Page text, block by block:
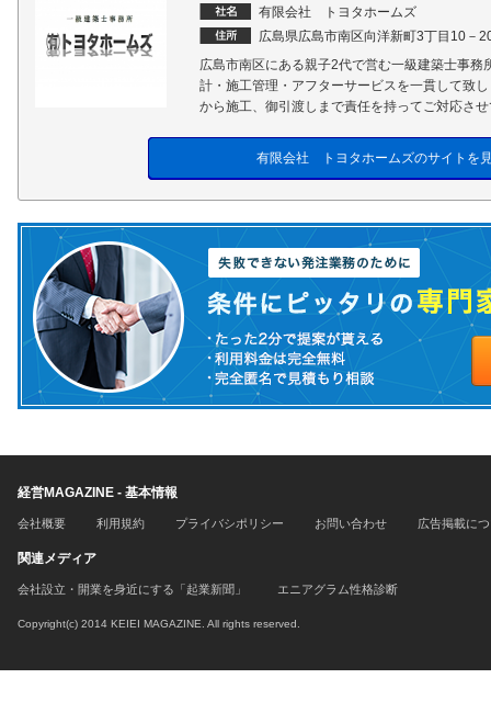
有限会社 トヨタホームズ
広島県広島市南区向洋新町3丁目10－
広島市南区にある親子2代で営む一級建築士事務
計・施工管理・アフターサービスを一貫して致
から施工、御引渡しまで責任を持ってご対応さ
有限会社 トヨタホームズのサイトを
経営MAGAZINE - 基本情報
会社概要 利用規約 プライバシポリシー お問い合わせ 広告掲載に
関連メディア
会社設立・開業を身近にする「起業新聞」 エニアグラム性格診断
Copyright(c) 2014 KEIEI MAGAZINE. All rights reserved.